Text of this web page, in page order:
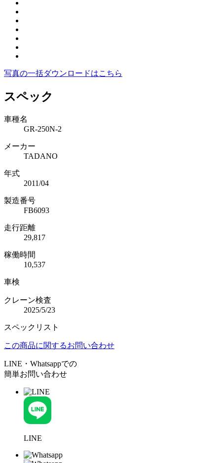
写真の一括ダウンロードはこちら
スペック
車種名
GR-250N-2
メーカー
TADANO
年式
2011/04
製造番号
FB6093
走行距離
29,817
稼働時間
10,537
車検
クレーン検査
2025/5/23
スペックリスト
この商品に関するお問い合わせ
LINE・Whatsappでの
簡単お問い合わせ
LINE